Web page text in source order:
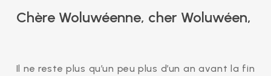
Chère Woluwéenne, cher Woluwéen,
Il ne reste plus qu’un peu plus d’un an avant la fin